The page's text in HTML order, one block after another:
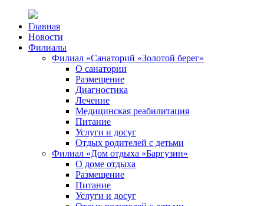
Главная
Новости
Филиалы
Филиал «Санаторий «Золотой берег»
О санатории
Размещение
Диагностика
Лечение
Медицинская реабилитация
Питание
Услуги и досуг
Отдых родителей с детьми
Филиал «Дом отдыха «Баргузин»
О доме отдыха
Размещение
Питание
Услуги и досуг